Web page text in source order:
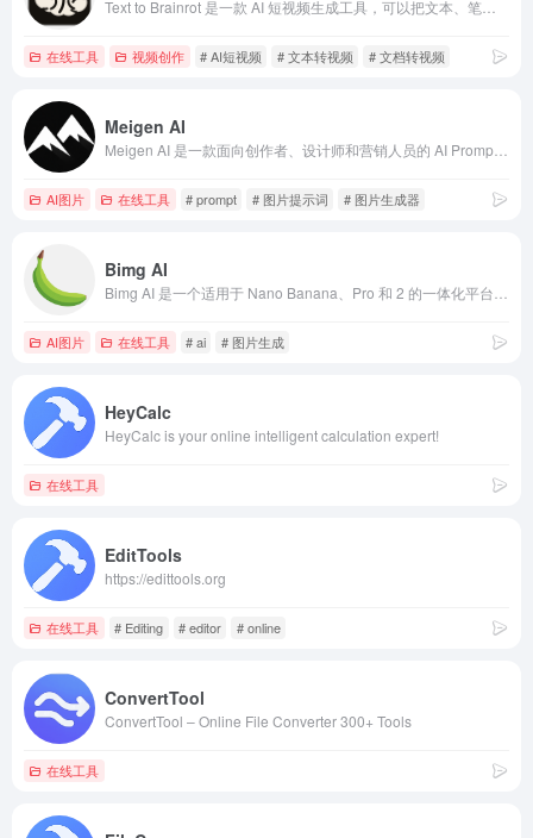
在线工具 视频创作 # AI短视频 # 文本转视频 # 文档转视频
Meigen AI
AI图片 在线工具 # prompt # 图片提示词 # 图片生成器
Bimg AI
AI图片 在线工具 # ai # 图片生成
HeyCalc
HeyCalc is your online intelligent calculation expert!
在线工具
EditTools
https://edittools.org
在线工具 # Editing # editor # online
ConvertTool
ConvertTool – Online File Converter 300+ Tools
在线工具